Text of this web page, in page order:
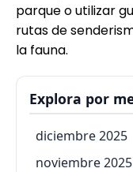
parque o utilizar
rutas de
la fauna.
Explora por
diciembre 2025
noviembre 2025